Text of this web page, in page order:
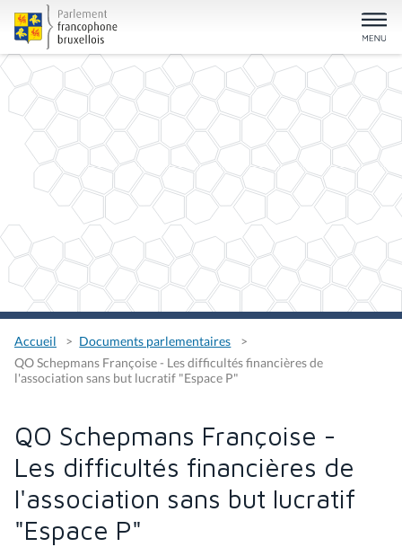
Accueil
Documents parlementaires
QO Schepmans Françoise - Les difficultés financières de
l'association sans but lucratif "Espace P"
QO Schepmans Françoise -
Les difficultés financières de
l'association sans but lucratif
"Espace P"